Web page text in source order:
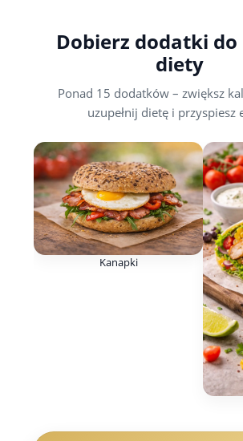
Dobierz dodatki do
diety
Ponad 15 dodatków – zwiększ
uzupełnij dietę i przyspiesz
Kanapki